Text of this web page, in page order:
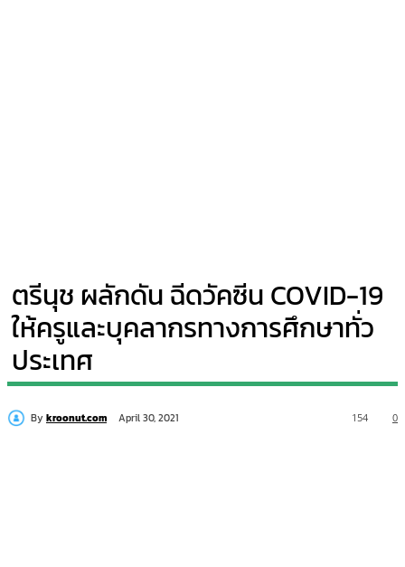
ตรีนุช ผลักดัน ฉีดวัคซีน COVID-19
ให้ครูและบุคลากรทางการศึกษาทั่ว
ประเทศ
Bykroonut.com April 30, 2021 0
154